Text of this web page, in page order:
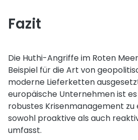
Fazit
Die Huthi-Angriffe im Roten
Beispiel für die Art von
moderne Lieferketten
europäische Unternehmen ist
robustes Krisenmanagement zu
sowohl proaktive als auch
umfasst.